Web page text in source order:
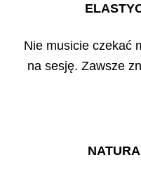
Nie musicie czekać
na sesję. Zawsze